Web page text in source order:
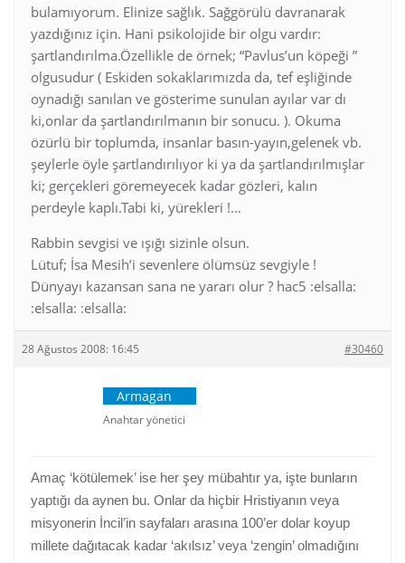
bulamıyorum. Elinize sağlık. Sağgörülü davranarak
yazdığınız için. Hani psikolojide bir olgu vardır:
şartlandırılma.Özellikle de örnek; “Pavlus’un köpeği ”
olgusudur ( Eskiden sokaklarımızda da, tef eşliğinde
oynadığı sanılan ve gösterime sunulan ayılar var dı
ki,onlar da şartlandırılmanın bir sonucu. ). Okuma
özürlü bir toplumda, insanlar basın-yayın,gelenek vb.
şeylerle öyle şartlandırılıyor ki ya da şartlandırılmışlar
ki; gerçekleri göremeyecek kadar gözleri, kalın
perdeyle kaplı.Tabi ki, yürekleri !…
Rabbin sevgisi ve ışığı sizinle olsun.
Lütuf; İsa Mesih’i sevenlere ölümsüz sevgiyle !
Dünyayı kazansan sana ne yararı olur ? hac5 :elsalla:
:elsalla: :elsalla:
28 Ağustos 2008: 16:45 #30460
Armagan
Anahtar yönetici
Amaç ‘kötülemek’ ise her şey mübahtır ya, işte bunların
yaptığı da aynen bu. Onlar da hiçbir Hristiyanın veya
misyonerin İncil’in sayfaları arasına 100’er dolar koyup
millete dağıtacak kadar ‘akılsız’ veya ‘zengin’ olmadığını